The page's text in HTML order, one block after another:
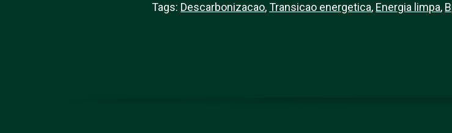
Tags: Descarbonizacao, Transicao energetica, Energia limpa,